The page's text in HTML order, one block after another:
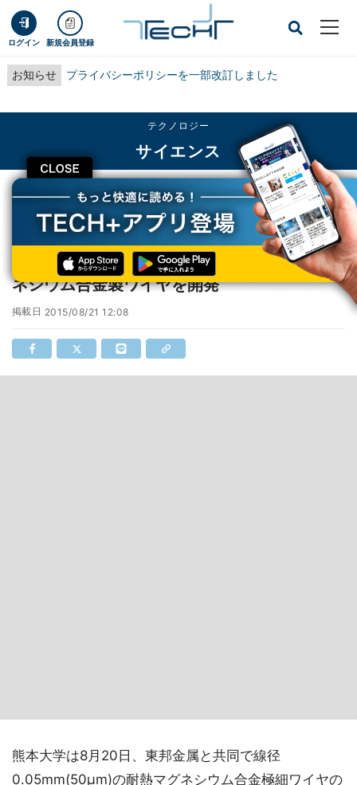
ログイン 新規会員登録
お知らせ プライバシーポリシーを一部改訂しました
CLOSE
テクノロジー
サイエンス
TECH+ テクノロジー
サイエンス
熊本大と東邦金属、線径0.05mmの耐熱マグネシウム合金製ワイヤを開発
熊本大と東邦金属、線径0.05mmの耐熱マグ
ネシウム合金製ワイヤを開発
掲載日 2015/08/21 12:08
熊本大学は8月20日、東邦金属と共同で線径
0.05mm(50μm)の耐熱マグネシウム合金極細ワイヤの